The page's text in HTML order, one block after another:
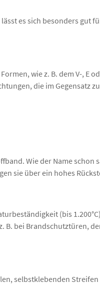
es sich besonders gut
wie z. B. dem V-, E
die im Gegensatz
Wie der Name schon
sie über ein hohes
(bis
bei Brandschutztüren,
selbstklebenden